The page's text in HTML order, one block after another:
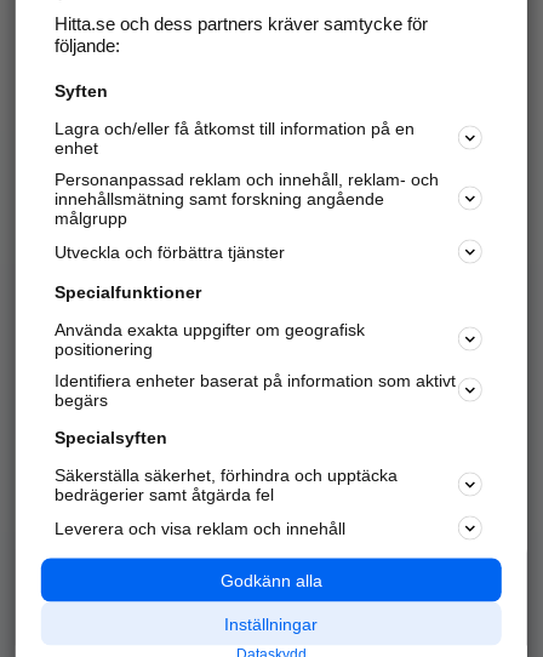
Hitta.se - Gratis nummerupplysning.
Sök företag, personer och platser.
Hitta telefonnummer, adresser, företagsinfo mm.
Marknadsför företaget
Kom igång och annonsera mot
samarbetspartners nära dig.
Alla kategorier
Populära sökningar
API & Kartor
Annonsera
Integritet
Nödnummer
Hitta.se och dess partners kräver samtycke för
följande:
Syften
Lagra och/eller få åtkomst till information på en
enhet
Personanpassad reklam och innehåll, reklam- och
innehållsmätning samt forskning angående
målgrupp
Utveckla och förbättra tjänster
Specialfunktioner
Använda exakta uppgifter om geografisk
positionering
Identifiera enheter baserat på information som aktivt
begärs
Specialsyften
Säkerställa säkerhet, förhindra och upptäcka
bedrägerier samt åtgärda fel
Leverera och visa reklam och innehåll
Godkänn alla
Inställningar
Dataskydd